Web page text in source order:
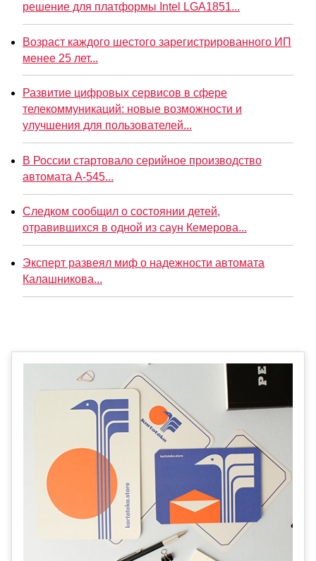
решение для платформы Intel LGA1851...
Возраст каждого шестого зарегистрированного ИП
менее 25 лет...
Развитие цифровых сервисов в сфере
телекоммуникаций: новые возможности и
улучшения для пользователей...
В России стартовало серийное производство
автомата А-545...
Следком сообщил о состоянии детей,
отравившихся в одной из саун Кемерова...
Эксперт развеял миф о надежности автомата
Калашникова...